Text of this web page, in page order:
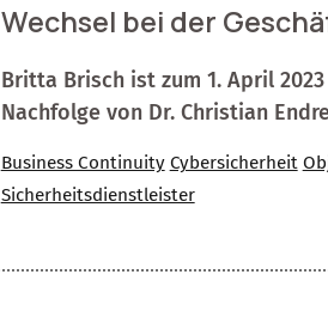
Wechsel bei der
Britta Brisch ist zum 1. April
Nachfolge von Dr. Christian
Business Continuity Cybersicherheit
Sicherheitsdienstleister